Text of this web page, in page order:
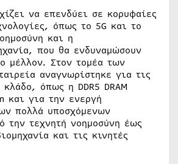
να επενδύει σε κορυφαίες
όπως το 5G και το
και η
που θα ενδυναμώσουν
μέλλον. Στον τομέα των
αναγνωρίστηκε για τις
όπως η DDR5 DRAM
και για την ενεργή
πολλά υποσχόμενων
την τεχνητή νοημοσύνη έως
και τις κινητές